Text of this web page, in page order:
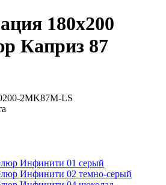
180х200
Каприз 87
2MK87M-LS